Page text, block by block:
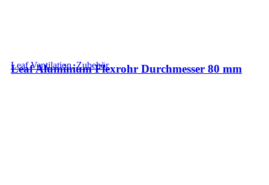
Leaf Aluminium Flexrohr Durchmesser 80 mm
Leaf Ventilation,Zubehör